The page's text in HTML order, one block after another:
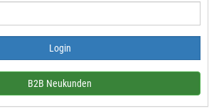
B2B Neukunden